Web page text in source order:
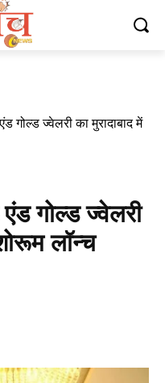
गोल्ड ज्वेलरी का मुरादाबाद में
गोल्ड ज्वेलरी
लॉन्च